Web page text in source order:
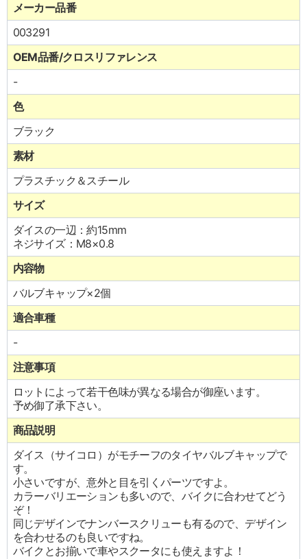
メーカー品番
003291
OEM品番/クロスリファレンス
-
色
ブラック
素材
プラスチック＆スチール
サイズ
ダイスの一辺：約15mm
ネジサイズ：M8×0.8
内容物
バルブキャップ×2個
適合車種
-
注意事項
ロットによって若干色味が異なる場合が御座います。
予め御了承下さい。
商品説明
ダイス（サイコロ）がモチーフのタイヤバルブキャップで
す。
小さいですが、意外と目を引くパーツですよ。
カラーバリエーションも多いので、バイクに合わせてどう
ぞ！
同じデザインでナンバースクリューも有るので、デザイン
を合わせるのも良いですね。
バイクとお揃いで車やスクータにも使えますよ！